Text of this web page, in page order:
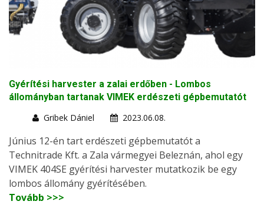
Gyérítési harvester a zalai erdőben - Lombos
állományban tartanak VIMEK erdészeti gépbemutatót
Gribek Dániel
2023.06.08.
Június 12-én tart erdészeti gépbemutatót a
Technitrade Kft. a Zala vármegyei Beleznán, ahol egy
VIMEK 404SE gyérítési harvester mutatkozik be egy
lombos állomány gyérítésében.
Tovább >>>